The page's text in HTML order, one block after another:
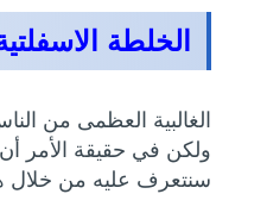
الخلطة
الغالبية العظمى من
ولكن في حقيقة الأمر
سنتعرف عليه من خلال